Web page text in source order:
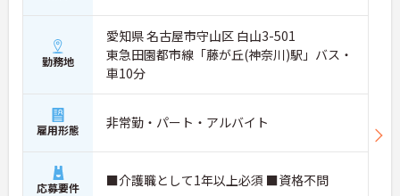
勤務地
愛知県 名古屋市守山区 白山3-501
東急田園都市線「藤が丘(神奈川)駅」バス・
車10分
雇用形態 非常勤・パート・アルバイト
応募要件 ■介護職として1年以上必須 ■資格不問